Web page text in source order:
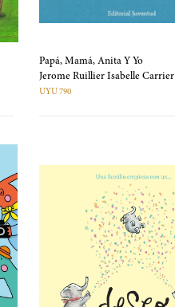
Papá, Mamá, Anita Y Yo
Jerome Ruillier Isabelle Carrier
UYU 790